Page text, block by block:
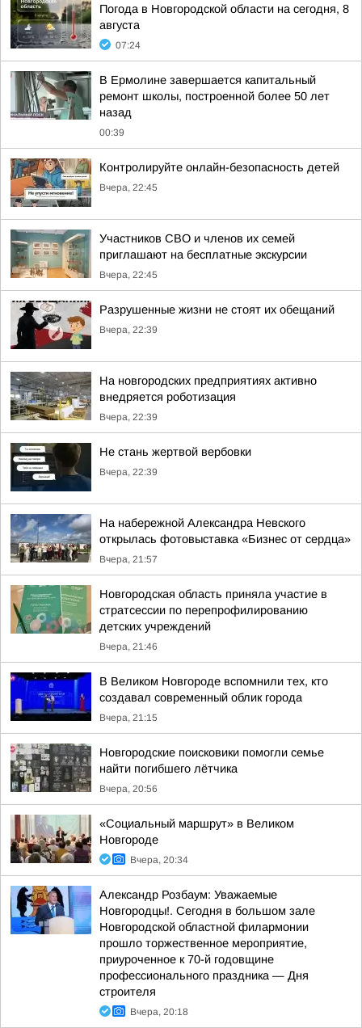
Погода в Новгородской области на сегодня, 8
августа
07:24
В Ермолине завершается капитальный
ремонт школы, построенной более 50 лет
назад
00:39
Контролируйте онлайн-безопасность детей
Вчера, 22:45
Участников СВО и членов их семей
приглашают на бесплатные экскурсии
Вчера, 22:45
Разрушенные жизни не стоят их обещаний
Вчера, 22:39
На новгородских предприятиях активно
внедряется роботизация
Вчера, 22:39
Не стань жертвой вербовки
Вчера, 22:39
На набережной Александра Невского
открылась фотовыставка «Бизнес от сердца»
Вчера, 21:57
Новгородская область приняла участие в
стратсессии по перепрофилированию
детских учреждений
Вчера, 21:46
В Великом Новгороде вспомнили тех, кто
создавал современный облик города
Вчера, 21:15
Новгородские поисковики помогли семье
найти погибшего лётчика
Вчера, 20:56
«Социальный маршрут» в Великом
Новгороде
Вчера, 20:34
Александр Розбаум: Уважаемые
Новгородцы!. Сегодня в большом зале
Новгородской областной филармонии
прошло торжественное мероприятие,
приуроченное к 70-й годовщине
профессионального праздника — Дня
строителя
Вчера, 20:18